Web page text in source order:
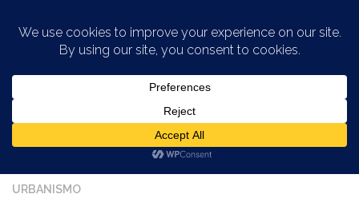
CASCOS ANTIGUOS
CAGUAS/HISTORIAS DE LA CIUDAD/PATRIMONIO/
URBANISMO